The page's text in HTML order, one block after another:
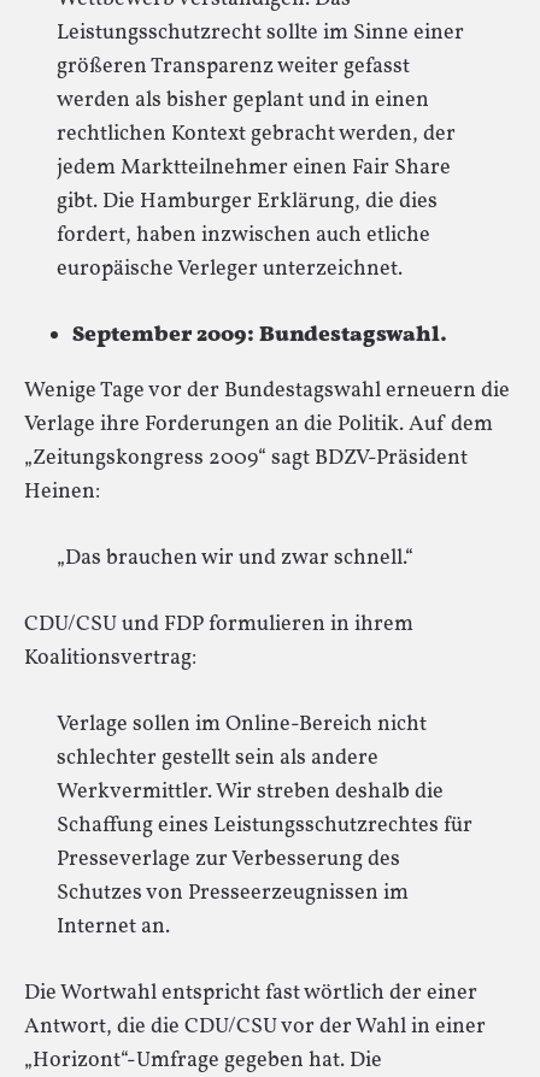
Leistungsschutzrecht sollte im Sinne einer
größeren Transparenz weiter gefasst
werden als bisher geplant und in einen
rechtlichen Kontext gebracht werden, der
jedem Marktteilnehmer einen Fair Share
gibt. Die Hamburger Erklärung, die dies
fordert, haben inzwischen auch etliche
europäische Verleger unterzeichnet.
September 2009: Bundestagswahl.
Wenige Tage vor der Bundestagswahl erneuern die
Verlage ihre Forderungen an die Politik. Auf dem
„Zeitungskongress 2009“ sagt BDZV-Präsident
Heinen:
„Das brauchen wir und zwar schnell.“
CDU/CSU und FDP formulieren in ihrem
Koalitionsvertrag:
Verlage sollen im Online-Bereich nicht
schlechter gestellt sein als andere
Werkvermittler. Wir streben deshalb die
Schaffung eines Leistungsschutzrechtes für
Presseverlage zur Verbesserung des
Schutzes von Presseerzeugnissen im
Internet an.
Die Wortwahl entspricht fast wörtlich der einer
Antwort, die die CDU/CSU vor der Wahl in einer
„Horizont“-Umfrage gegeben hat. Die